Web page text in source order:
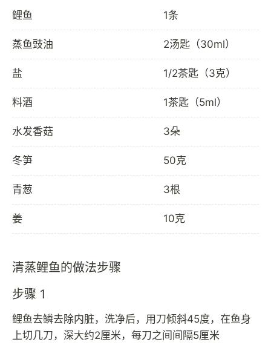
鲤鱼 1条
蒸鱼豉油 2汤匙（30ml）
盐 1/2茶匙（3克）
料酒 1茶匙（5ml）
水发香菇 3朵
冬笋 50克
青葱 3根
姜 10克
清蒸鲤鱼的做法步骤
步骤 1
鲤鱼去鳞去除内脏，洗净后，用刀倾斜45度，在鱼身
上切几刀，深大约2厘米，每刀之间间隔5厘米